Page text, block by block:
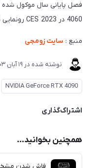
4060 در CES 2023 رونمایی شود.
منبع : سایت زومجی
نوشته شده در 19 آبان 1403
NVIDIA GeForce RTX 4090
اشتراک‌گذاری
همچنین بخوانید...